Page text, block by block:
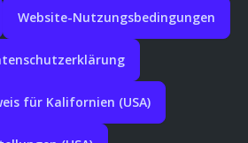
Website-Nutzungsbedingungen
für Kalifornien (USA)